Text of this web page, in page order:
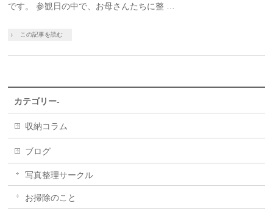
です。 参観日の中で、お母さんたちに整 …
この記事を読む
カテゴリー-
収納コラム
ブログ
写真整理サークル
お掃除のこと